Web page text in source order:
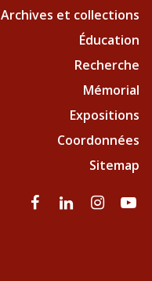
Archives et collections
Éducation
Recherche
Mémorial
Expositions
Coordonnées
Sitemap